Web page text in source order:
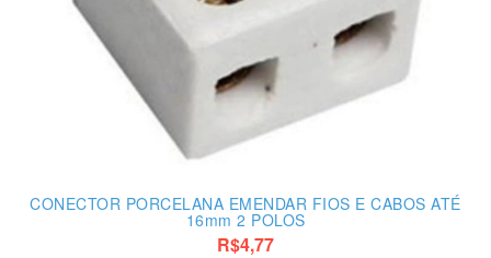
CONECTOR PORCELANA EMENDAR FIOS E CABOS ATÉ
16mm 2 POLOS
R$4,77